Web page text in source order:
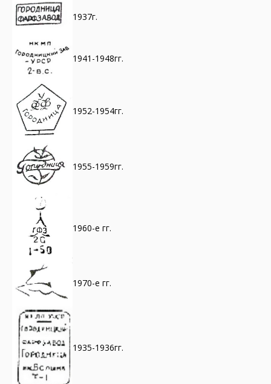
1937г.
1941-1948гг.
1952-1954гг.
1955-1959гг.
1960-е гг.
1970-е гг.
1935-1936гг.